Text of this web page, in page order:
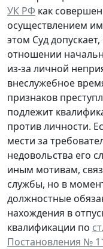
УК РФ как
осуществлением
этом Суд
отношении
из-за личной
внеслужебное
признаков
подлежит
против личности.
мести за
недовольства его
иным мотивам,
службы, но в
должностные
нахождения в
квалификации по
Постановления №